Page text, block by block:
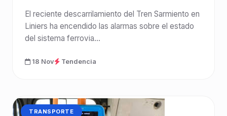
El reciente descarrilamiento del Tren Sarmiento en
Liniers ha encendido las alarmas sobre el estado
del sistema ferrovia...
18 Nov Tendencia
CATEGORÍA:
TRANSPORTE